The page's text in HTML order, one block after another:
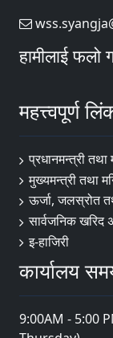
हामीलाई फलो
महत्त्वपूर्ण
प्रधानमन्त्री तथा
मुख्यमन्त्री तथा
ऊर्जा, जलस्रोत
सार्वजनिक खरिद
इ-हाजिरी
कार्यालय
9:00AM - 5:00